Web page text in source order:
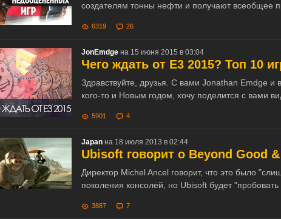
создателям тонны нефти и получают всеобщее
6319 26
JonEmdge на 15 июня 2015 в 03:04
Чего ждать от E3 2015? Топ 10
Здравствуйте, друзья. С вами Jonathan Emdge и
кого-то и Новым годом, хочу поделится с вами
5901 4
Japan на 18 июля 2013 в 02:44
Ubisoft говорит о Beyond Good
Директор Michel Ancel говорит, что это было
поколения консолей, но Ubisoft будет "пробовать
3887 7